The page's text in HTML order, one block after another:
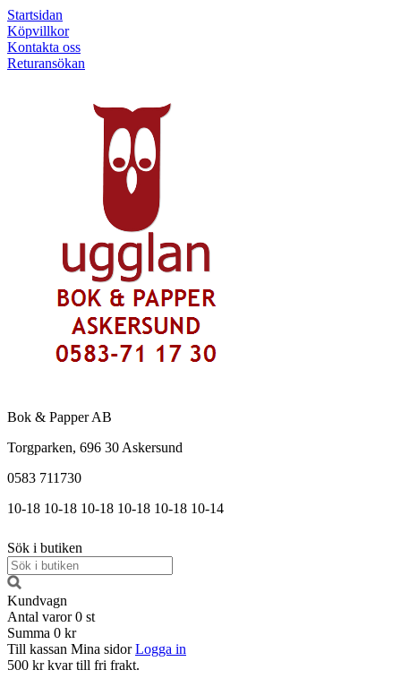
Startsidan
Köpvillkor
Kontakta oss
Returansökan
Bok & Papper AB
Torgparken, 696 30 Askersund
0583 711730
10-18 10-18 10-18 10-18 10-18 10-14
Sök i butiken
Kundvagn
Antal varor 0 st
Summa 0 kr
Till kassan Mina sidor Logga in
500 kr kvar till fri frakt.